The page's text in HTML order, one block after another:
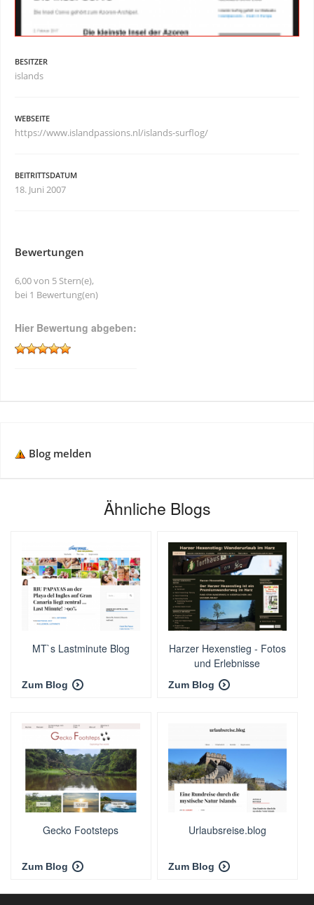
BESITZER
islands
WEBSEITE
https://www.islandpassions.nl/islands-surflog/
BEITRITTSDATUM
18. Juni 2007
Bewertungen
6,00 von 5 Stern(e),
bei 1 Bewertung(en)
Hier Bewertung abgeben:
Blog melden
Ähnliche Blogs
MT`s Lastminute Blog
Zum Blog
Harzer Hexenstieg - Fotos
und Erlebnisse
Zum Blog
Gecko Footsteps
Zum Blog
Urlaubsreise.blog
Zum Blog